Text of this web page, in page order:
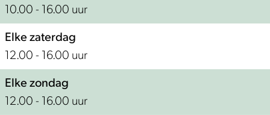
10.00 - 16.00 uur
Elke zaterdag
12.00 - 16.00 uur
Elke zondag
12.00 - 16.00 uur